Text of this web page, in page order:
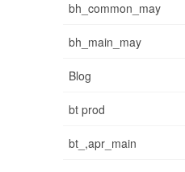
bh_common_may
bh_main_may
Blog
bt prod
bt_,apr_main